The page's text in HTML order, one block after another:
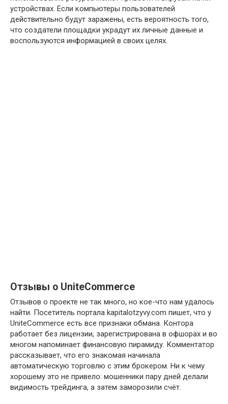
устройствах. Если компьютеры пользователей
действительно будут заражены, есть вероятность того,
что создатели площадки украдут их личные данные и
воспользуются информацией в своих целях.
Отзывы о UniteCommerce
Отзывов о проекте не так много, но кое-что нам удалось
найти. Посетитель портала kapitalotzyvy.com пишет, что у
UniteCommerce есть все признаки обмана. Контора
работает без лицензии, зарегистрирована в офшорах и во
многом напоминает финансовую пирамиду. Комментатор
рассказывает, что его знакомая начинала
автоматическую торговлю с этим брокером. Ни к чему
хорошему это не привело: мошенники пару дней делали
видимость трейдинга, а затем заморозили счёт.